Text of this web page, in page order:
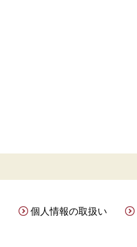
個人情報の取扱い